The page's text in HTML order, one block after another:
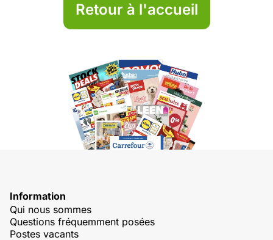
Retour à l'accueil
Information
Qui nous sommes
Questions fréquemment posées
Postes vacants